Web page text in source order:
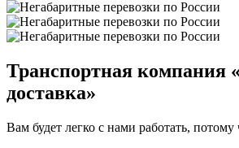
Транспортная компания
доставка»
Вам будет легко с нами работать, потому